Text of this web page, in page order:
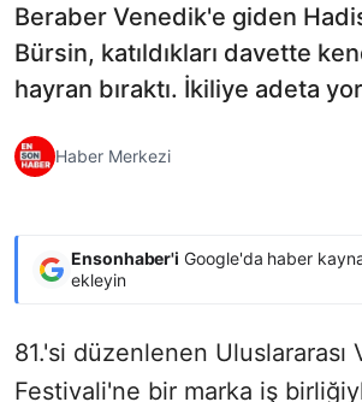
Beraber Venedik'e giden
Bürsin, katıldıkları davette
hayran bıraktı. İkiliye adeta
Haber Merkezi
Ensonhaber'i Google'da haber
ekleyin
81.'si düzenlenen Uluslararası
Festivali'ne bir marka iş